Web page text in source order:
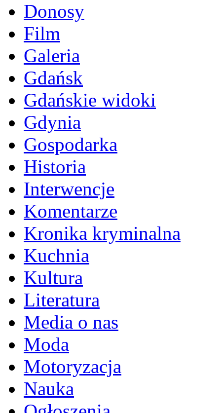
Donosy
Film
Galeria
Gdańsk
Gdańskie widoki
Gdynia
Gospodarka
Historia
Interwencje
Komentarze
Kronika kryminalna
Kuchnia
Kultura
Literatura
Media o nas
Moda
Motoryzacja
Nauka